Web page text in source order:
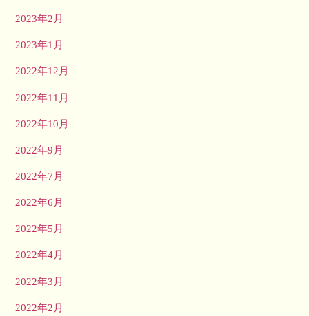
2023年2月
2023年1月
2022年12月
2022年11月
2022年10月
2022年9月
2022年7月
2022年6月
2022年5月
2022年4月
2022年3月
2022年2月